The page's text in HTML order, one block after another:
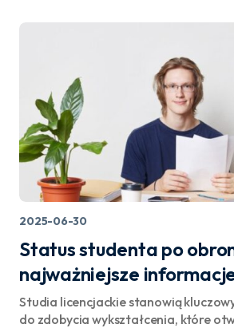
2025-06-30
Status studenta po
najważniejsze
Studia licencjackie stanowią
do zdobycia wykształcenia, które